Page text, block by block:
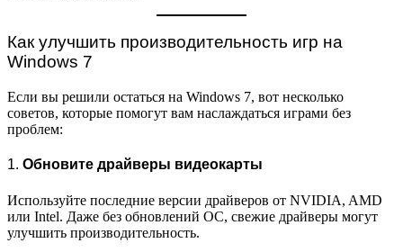
Как улучшить производительность игр на
Windows 7
Если вы решили остаться на Windows 7, вот несколько
советов, которые помогут вам наслаждаться играми без
проблем:
1. Обновите драйверы видеокарты
Используйте последние версии драйверов от NVIDIA, AMD
или Intel. Даже без обновлений ОС, свежие драйверы могут
улучшить производительность.